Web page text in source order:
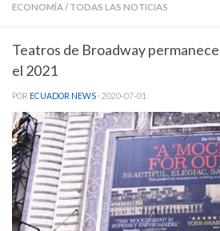
ECONOMÍA/ TODAS LAS NOTICIAS
Teatros de Broadway
el 2021
POR ECUADOR NEWS · 2020-07-01